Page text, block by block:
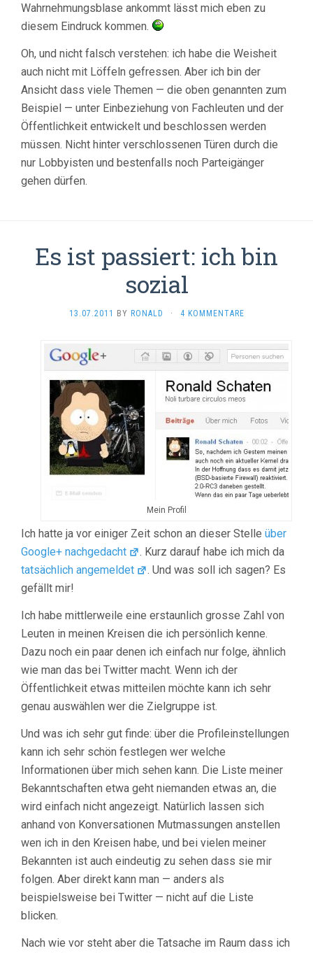
Wahrnehmungsblase ankommt lässt mich eben zu
diesem Eindruck kommen.
Oh, und nicht falsch verstehen: ich habe die Weisheit
auch nicht mit Löffeln gefressen. Aber ich bin der
Ansicht dass viele Themen — die oben genannten zum
Beispiel — unter Einbeziehung von Fachleuten und der
Öffentlichkeit entwickelt und beschlossen werden
müssen. Nicht hinter verschlossenen Türen durch die
nur Lobbyisten und bestenfalls noch Parteigänger
gehen dürfen.
Es ist passiert: ich bin
sozial
13.07.2011 BY RONALD · 4 KOMMENTARE
Mein Profil
Ich hatte ja vor einiger Zeit schon an dieser Stelle über
Google+ nachgedacht
. Kurz darauf habe ich mich da
tatsächlich angemeldet
. Und was soll ich sagen? Es
gefällt mir!
Ich habe mittlerweile eine erstaunlich grosse Zahl von
Leuten in meinen Kreisen die ich persönlich kenne.
Dazu noch ein paar denen ich einfach nur folge, ähnlich
wie man das bei Twitter macht. Wenn ich der
Öffentlichkeit etwas mitteilen möchte kann ich sehr
genau auswählen wer die Zielgruppe ist.
Und was ich sehr gut finde: über die Profileinstellungen
kann ich sehr schön festlegen wer welche
Informationen über mich sehen kann. Die Liste meiner
Bekanntschaften etwa geht niemanden etwas an, die
wird einfach nicht angezeigt. Natürlich lassen sich
anhand von Konversationen Mutmassungen anstellen
wen ich in den Kreisen habe, und bei vielen meiner
Bekannten ist auch eindeutig zu sehen dass sie mir
folgen. Aber direkt kann man — anders als
beispielsweise bei Twitter — nicht auf die Liste
blicken.
Nach wie vor steht aber die Tatsache im Raum dass ich